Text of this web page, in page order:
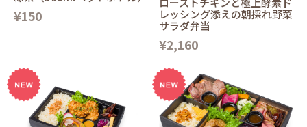
¥150
レッシング添えの朝採れ野菜
サラダ弁当
¥2,160